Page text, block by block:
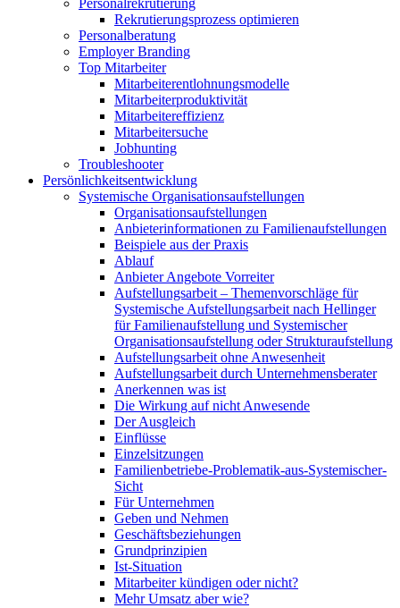
Personalrekrutierung
Rekrutierungsprozess optimieren
Personalberatung
Employer Branding
Top Mitarbeiter
Mitarbeiterentlohnungsmodelle
Mitarbeiterproduktivität
Mitarbeitereffizienz
Mitarbeitersuche
Jobhunting
Troubleshooter
Persönlichkeitsentwicklung
Systemische Organisationsaufstellungen
Organisationsaufstellungen
Anbieterinformationen zu Familienaufstellungen
Beispiele aus der Praxis
Ablauf
Anbieter Angebote Vorreiter
Aufstellungsarbeit – Themenvorschläge für
Systemische Aufstellungsarbeit nach Hellinger
für Familienaufstellung und Systemischer
Organisationsaufstellung oder Strukturaufstellung
Aufstellungsarbeit ohne Anwesenheit
Aufstellungsarbeit durch Unternehmensberater
Anerkennen was ist
Die Wirkung auf nicht Anwesende
Der Ausgleich
Einflüsse
Einzelsitzungen
Familienbetriebe-Problematik-aus-Systemischer-
Sicht
Für Unternehmen
Geben und Nehmen
Geschäftsbeziehungen
Grundprinzipien
Ist-Situation
Mitarbeiter kündigen oder nicht?
Mehr Umsatz aber wie?